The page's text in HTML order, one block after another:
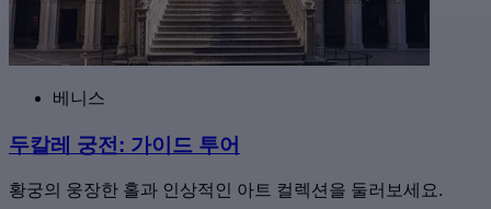
베니스
두칼레 궁전: 가이드 투어
황궁의 웅장한 홀과 인상적인 아트 컬렉션을 둘러보세요.